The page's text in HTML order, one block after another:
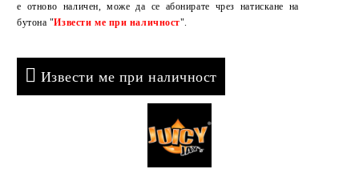
е отново наличен, може да се абонирате чрез натискане на
бутона "Извести ме при наличност".
Извести ме при наличност